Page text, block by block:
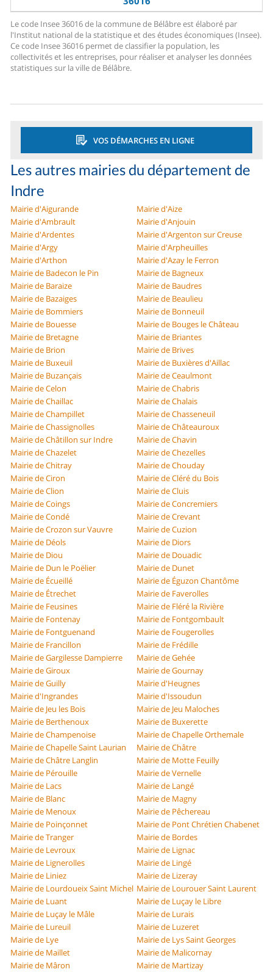
Le code Insee 36016 de la commune de Bélâbre est élaboré par
l'Institut national de la statistique et des études économiques (Insee).
Ce code Insee 36016 permet de classifier la population, les
collectivités et les entreprises, pour réaliser et analyser les données
statistiques sur la ville de Bélâbre.
VOS DÉMARCHES EN LIGNE
Les autres mairies du département de
Indre
Mairie d'Aigurande
Mairie d'Aize
Mairie d'Ambrault
Mairie d'Anjouin
Mairie d'Ardentes
Mairie d'Argenton sur Creuse
Mairie d'Argy
Mairie d'Arpheuilles
Mairie d'Arthon
Mairie d'Azay le Ferron
Mairie de Badecon le Pin
Mairie de Bagneux
Mairie de Baraize
Mairie de Baudres
Mairie de Bazaiges
Mairie de Beaulieu
Mairie de Bommiers
Mairie de Bonneuil
Mairie de Bouesse
Mairie de Bouges le Château
Mairie de Bretagne
Mairie de Briantes
Mairie de Brion
Mairie de Brives
Mairie de Buxeuil
Mairie de Buxières d'Aillac
Mairie de Buzançais
Mairie de Ceaulmont
Mairie de Celon
Mairie de Chabris
Mairie de Chaillac
Mairie de Chalais
Mairie de Champillet
Mairie de Chasseneuil
Mairie de Chassignolles
Mairie de Châteauroux
Mairie de Châtillon sur Indre
Mairie de Chavin
Mairie de Chazelet
Mairie de Chezelles
Mairie de Chitray
Mairie de Chouday
Mairie de Ciron
Mairie de Cléré du Bois
Mairie de Clion
Mairie de Cluis
Mairie de Coings
Mairie de Concremiers
Mairie de Condé
Mairie de Crevant
Mairie de Crozon sur Vauvre
Mairie de Cuzion
Mairie de Déols
Mairie de Diors
Mairie de Diou
Mairie de Douadic
Mairie de Dun le Poëlier
Mairie de Dunet
Mairie de Écueillé
Mairie de Éguzon Chantôme
Mairie de Étrechet
Mairie de Faverolles
Mairie de Feusines
Mairie de Fléré la Rivière
Mairie de Fontenay
Mairie de Fontgombault
Mairie de Fontguenand
Mairie de Fougerolles
Mairie de Francillon
Mairie de Frédille
Mairie de Gargilesse Dampierre
Mairie de Gehée
Mairie de Giroux
Mairie de Gournay
Mairie de Guilly
Mairie d'Heugnes
Mairie d'Ingrandes
Mairie d'Issoudun
Mairie de Jeu les Bois
Mairie de Jeu Maloches
Mairie de Berthenoux
Mairie de Buxerette
Mairie de Champenoise
Mairie de Chapelle Orthemale
Mairie de Chapelle Saint Laurian
Mairie de Châtre
Mairie de Châtre Langlin
Mairie de Motte Feuilly
Mairie de Pérouille
Mairie de Vernelle
Mairie de Lacs
Mairie de Langé
Mairie de Blanc
Mairie de Magny
Mairie de Menoux
Mairie de Pêchereau
Mairie de Poinçonnet
Mairie de Pont Chrétien Chabenet
Mairie de Tranger
Mairie de Bordes
Mairie de Levroux
Mairie de Lignac
Mairie de Lignerolles
Mairie de Lingé
Mairie de Liniez
Mairie de Lizeray
Mairie de Lourdoueix Saint Michel Mairie de Lourouer Saint Laurent
Mairie de Luant
Mairie de Luçay le Libre
Mairie de Luçay le Mâle
Mairie de Lurais
Mairie de Lureuil
Mairie de Luzeret
Mairie de Lye
Mairie de Lys Saint Georges
Mairie de Maillet
Mairie de Malicornay
Mairie de Mâron
Mairie de Martizay